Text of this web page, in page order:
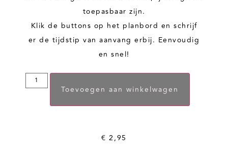
toepasbaar zijn.
Klik de buttons op het planbord en schrijf
er de tijdstip van aanvang erbij. Eenvoudig
en snel!
Toevoegen aan winkelwagen
€ 2,95